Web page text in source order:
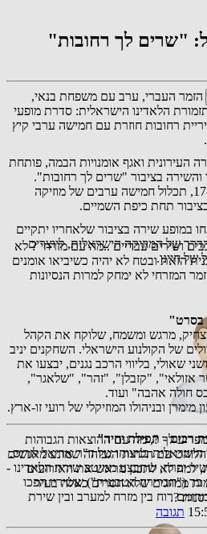
"שרים לך רחובות"
הזמר העברי, ערב עם משפחת בנאי,
הלאדינו הישראלית: סדרת מופעי
רחובות חוזרת עם חמישה ערבי קיץ
העירונית ואגף אומנויות הבמה, פותחת
בציבור "שרים לך רחובות".
הסדרה, המתקיימת זו השנה ה-17, תכלול חמישה ערבים של מוזיקה
תחת כיפת השמיים.
במופע שירה בציבור שלאחריו יתקיים
של המוזיקה הישראלית, ליוצרים
של חיינו.
מצחיק, מרגש ומשמח, שלוקח את הקהל
של הקולנוע הישראלי. השחקנים יניב
שאולי, בליווי הרכב נגנים, יבצעו את
אזולאי", "קזבלן", "זהר", "שלאגר",
חולה אהבה" ועוד.
ובניהולו המוזיקלי של רועי זו-ארץ.
הישראלית בניצוחו של ד"ר אריאל לזרוס.
יפרח, שתבצע ממיטב שירת הלאדינו -
בר ("הברירה הטבעית") ששיריו הפכו
רוח בין מזרח למערב ובין שירת
ושירים עבריים ..מה עם מזרחי ? לא
הזאת ובטח לא יהיה כשיביאו אומנים
המזרחי לא ימחק למרות הנסיונות
לך ?, מה עם ההוצאות הגבוהות
הלוהט עם הלחות הגבוהה שמונע מאנשים
למה לא לתכנן מראש את האירועים
ממוזגים שלא חסרים כאלה בעיר
?.
תגובה